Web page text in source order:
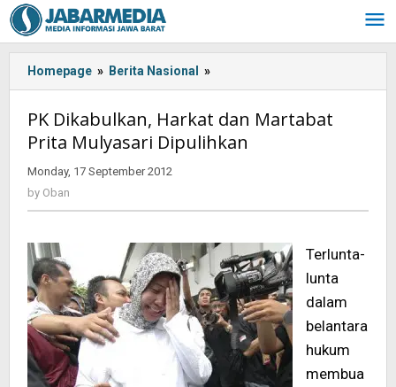
Skip
to
content
Homepage » Berita Nasional »
-:IN-
>PK
Dikabulkan,
Dipulihkan
<!-
-:-
-
>
PK Dikabulkan, Harkat dan Martabat
Prita Mulyasari Dipulihkan
Monday, 17 September 2012
by Oban
Terlunta-
lunta
dalam
belantara
hukum
membua